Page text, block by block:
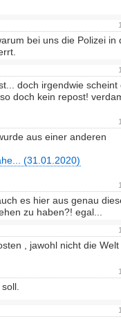
bei uns die Polizei in
doch irgendwie scheint
doch kein repost!
aus einer anderen
(31.01.2020)
es hier aus genau
zu haben?! egal...
, jawohl nicht die Welt